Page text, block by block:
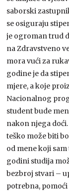
saborski
se osiguraju
je ogroman trud
na Zdravstveno
mora vući za
godine je da
mjere, a koje
Nacionalnog
student bude
nakon njega
teško može biti
od mene koji
godini studija
bezbroj stvari –
potrebna,